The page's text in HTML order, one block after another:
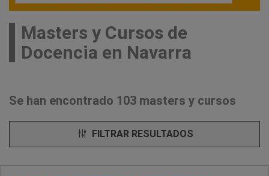
Masters y Cursos de
Docencia en Navarra
Se han encontrado 103 masters y cursos
FILTRAR RESULTADOS